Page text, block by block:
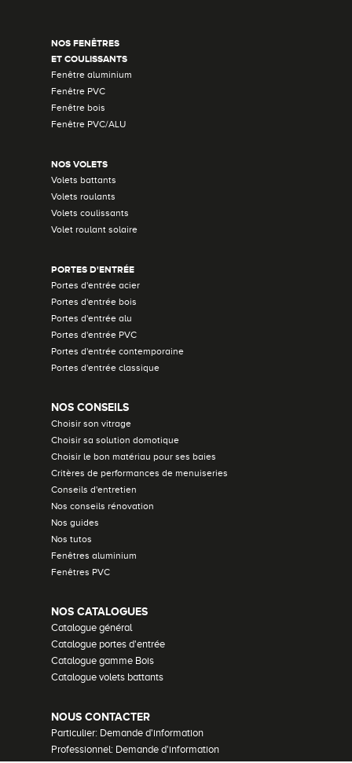
NOS FENÊTRES
ET COULISSANTS
Fenêtre aluminium
Fenêtre PVC
Fenêtre bois
Fenêtre PVC/ALU
NOS VOLETS
Volets battants
Volets roulants
Volets coulissants
Volet roulant solaire
PORTES D'ENTRÉE
Portes d'entrée acier
Portes d'entrée bois
Portes d'entrée alu
Portes d'entrée PVC
Portes d'entrée contemporaine
Portes d'entrée classique
NOS CONSEILS
Choisir son vitrage
Choisir sa solution domotique
Choisir le bon matériau pour ses baies
Critères de performances de menuiseries
Conseils d'entretien
Nos conseils rénovation
Nos guides
Nos tutos
Fenêtres aluminium
Fenêtres PVC
NOS CATALOGUES
Catalogue général
Catalogue portes d'entrée
Catalogue gamme Bois
Catalogue volets battants
NOUS CONTACTER
Particulier: Demande d'information
Professionnel: Demande d'information